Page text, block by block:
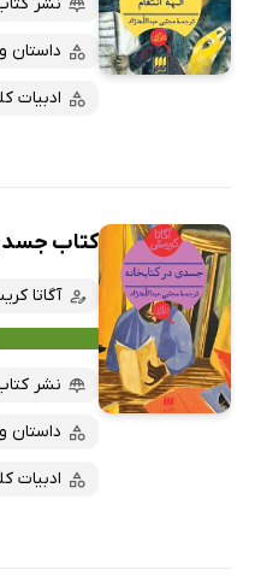
نشر
داستان
ادبیات
کتاب
آگاتا
نشر
داستان
ادبیات